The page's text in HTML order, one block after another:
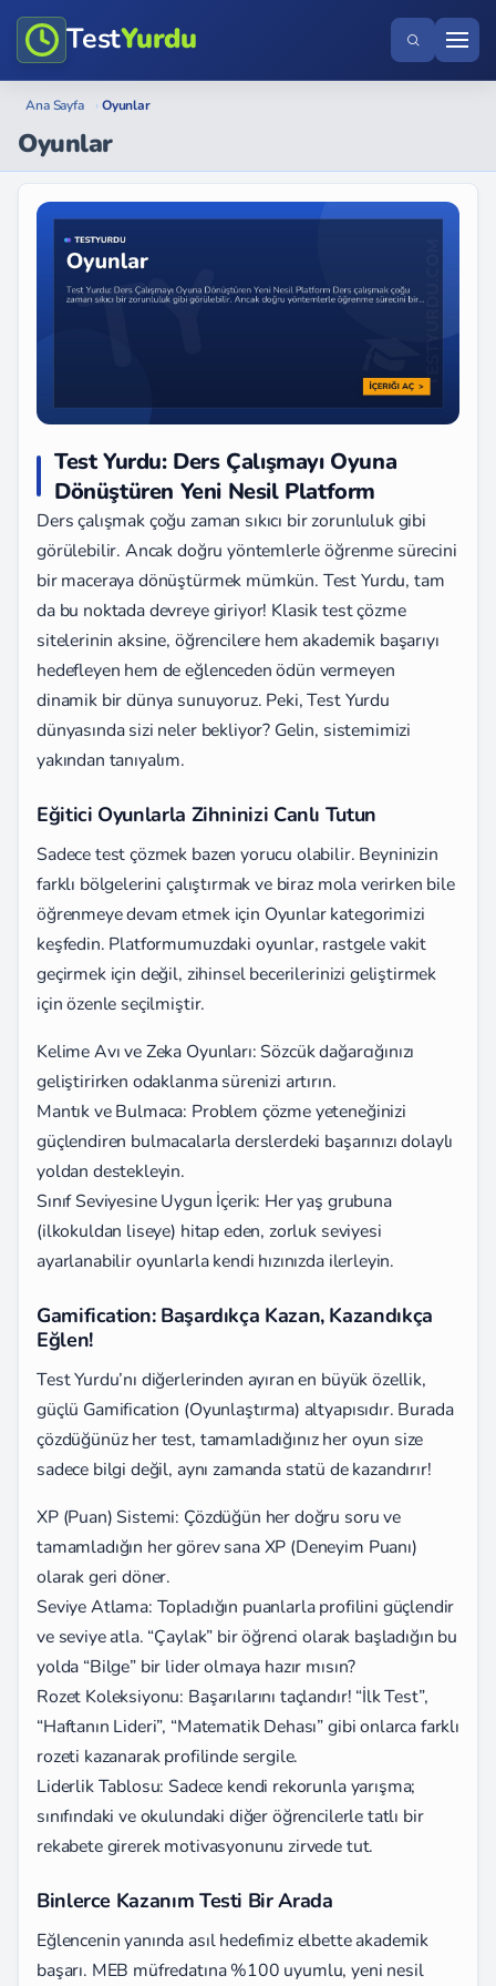
TestYurdu
Ana Sayfa › Oyunlar
Oyunlar
Test Yurdu: Ders Çalışmayı Oyuna
Dönüştüren Yeni Nesil Platform
Ders çalışmak çoğu zaman sıkıcı bir zorunluluk gibi
görülebilir. Ancak doğru yöntemlerle öğrenme sürecini
bir maceraya dönüştürmek mümkün. Test Yurdu, tam
da bu noktada devreye giriyor! Klasik test çözme
sitelerinin aksine, öğrencilere hem akademik başarıyı
hedefleyen hem de eğlenceden ödün vermeyen
dinamik bir dünya sunuyoruz. Peki, Test Yurdu
dünyasında sizi neler bekliyor? Gelin, sistemimizi
yakından tanıyalım.
Eğitici Oyunlarla Zihninizi Canlı Tutun
Sadece test çözmek bazen yorucu olabilir. Beyninizin
farklı bölgelerini çalıştırmak ve biraz mola verirken bile
öğrenmeye devam etmek için Oyunlar kategorimizi
keşfedin. Platformumuzdaki oyunlar, rastgele vakit
geçirmek için değil, zihinsel becerilerinizi geliştirmek
için özenle seçilmiştir.
Kelime Avı ve Zeka Oyunları: Sözcük dağarcığınızı
geliştirirken odaklanma sürenizi artırın.
Mantık ve Bulmaca: Problem çözme yeteneğinizi
güçlendiren bulmacalarla derslerdeki başarınızı dolaylı
yoldan destekleyin.
Sınıf Seviyesine Uygun İçerik: Her yaş grubuna
(ilkokuldan liseye) hitap eden, zorluk seviyesi
ayarlanabilir oyunlarla kendi hızınızda ilerleyin.
Gamification: Başardıkça Kazan, Kazandıkça
Eğlen!
Test Yurdu’nı diğerlerinden ayıran en büyük özellik,
güçlü Gamification (Oyunlaştırma) altyapısıdır. Burada
çözdüğünüz her test, tamamladığınız her oyun size
sadece bilgi değil, aynı zamanda statü de kazandırır!
XP (Puan) Sistemi: Çözdüğün her doğru soru ve
tamamladığın her görev sana XP (Deneyim Puanı)
olarak geri döner.
Seviye Atlama: Topladığın puanlarla profilini güçlendir
ve seviye atla. “Çaylak” bir öğrenci olarak başladığın bu
yolda “Bilge” bir lider olmaya hazır mısın?
Rozet Koleksiyonu: Başarılarını taçlandır! “İlk Test”,
“Haftanın Lideri”, “Matematik Dehası” gibi onlarca farklı
rozeti kazanarak profilinde sergile.
Liderlik Tablosu: Sadece kendi rekorunla yarışma;
sınıfındaki ve okulundaki diğer öğrencilerle tatlı bir
rekabete girerek motivasyonunu zirvede tut.
Binlerce Kazanım Testi Bir Arada
Eğlencenin yanında asıl hedefimiz elbette akademik
başarı. MEB müfredatına %100 uyumlu, yeni nesil